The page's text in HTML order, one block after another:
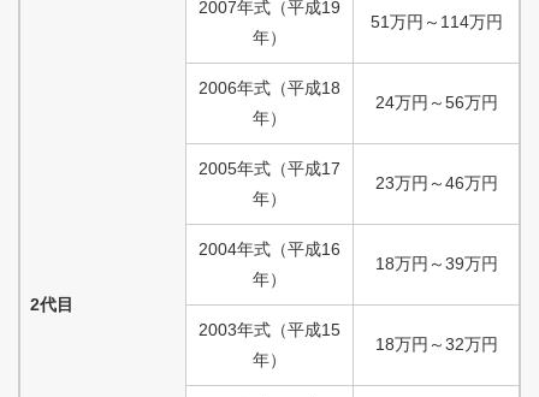
2代目
2007年式 （平成19
年）
51万円 ～ 114万円
2006年式 （平成18
年）
24万円 ～56万円
2005年式 （平成17
年）
23万円 ～46万円
2004年式 （平成16
年）
18万円 ～39万円
2003年式 （平成15
年）
18万円 ～32万円